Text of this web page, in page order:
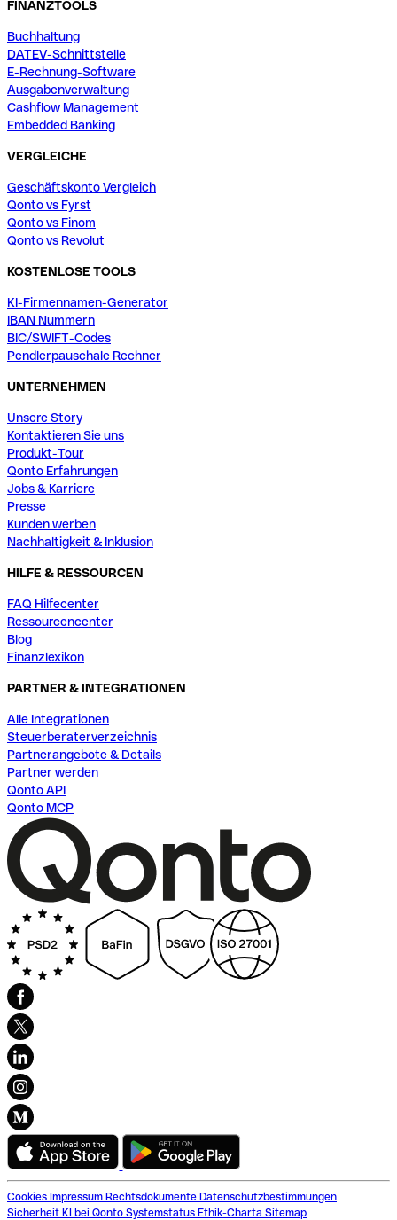
FINANZTOOLS
Buchhaltung
DATEV-Schnittstelle
E-Rechnung-Software
Ausgabenverwaltung
Cashflow Management
Embedded Banking
VERGLEICHE
Geschäftskonto Vergleich
Qonto vs Fyrst
Qonto vs Finom
Qonto vs Revolut
KOSTENLOSE TOOLS
KI-Firmennamen-Generator
IBAN Nummern
BIC/SWIFT-Codes
Pendlerpauschale Rechner
UNTERNEHMEN
Unsere Story
Kontaktieren Sie uns
Produkt-Tour
Qonto Erfahrungen
Jobs & Karriere
Presse
Kunden werben
Nachhaltigkeit & Inklusion
HILFE & RESSOURCEN
FAQ Hilfecenter
Ressourcencenter
Blog
Finanzlexikon
PARTNER & INTEGRATIONEN
Alle Integrationen
Steuerberaterverzeichnis
Partnerangebote & Details
Partner werden
Qonto API
Qonto MCP
Cookies Impressum Rechtsdokumente Datenschutzbestimmungen
Sicherheit KI bei Qonto Systemstatus Ethik-Charta Sitemap